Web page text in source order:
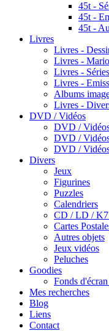
45t -
45t -
45t -
Livres
Livres -
Livres -
Livres - Séries
Livres -
Albums
Livres -
DVD / Vidéos
DVD /
DVD /
DVD /
Divers
Jeux
Figurines
Puzzles
Calendriers
CD / LD / K7
Cartes
Autres objets
Jeux vidéos
Peluches
Goodies
Fonds
Mes recherches
Blog
Liens
Contact